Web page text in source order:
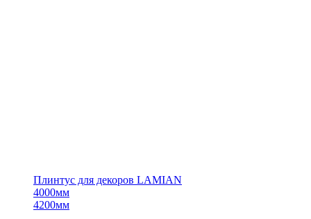
Плинтус для декоров LAMIAN
4000мм
4200мм